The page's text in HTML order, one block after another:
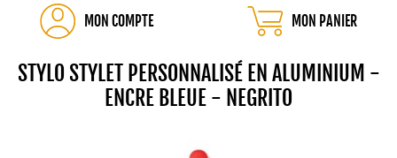
MON COMPTE MON PANIER
STYLO STYLET PERSONNALISÉ EN ALUMINIUM -
ENCRE BLEUE - NEGRITO